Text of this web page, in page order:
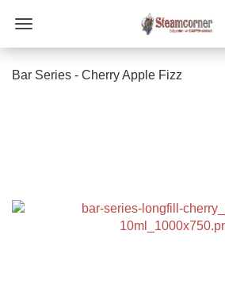
Bar Series - Cherry Apple Fizz